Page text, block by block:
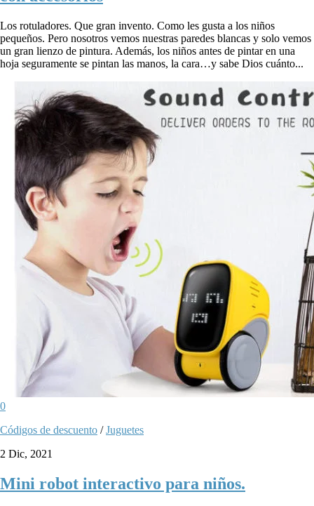
Los rotuladores. Que gran invento. Como les gusta a los niños
pequeños. Pero nosotros vemos nuestras paredes blancas y solo vemos
un gran lienzo de pintura. Además, los niños antes de pintar en una
hoja seguramente se pintan las manos, la cara…y sabe Dios cuánto...
0
Códigos de descuento /Juguetes
2 Dic, 2021
Mini robot interactivo para niños.